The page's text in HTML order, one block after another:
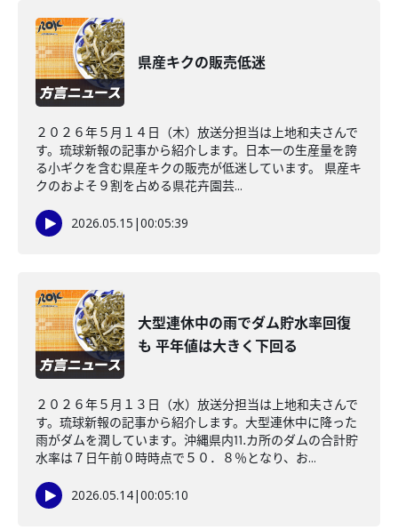
県産キクの販売低迷
２０２６年５月１４日（木）放送分担当は上地和夫さんで
す。琉球新報の記事から紹介します。日本一の生産量を誇
る小ギクを含む県産キクの販売が低迷しています。 県産キ
クのおよそ９割を占める県花卉園芸...
2026.05.15 |00:05:39
大型連休中の雨でダム貯水率回復
も 平年値は大きく下回る
２０２６年５月１３日（水）放送分担当は上地和夫さんで
す。琉球新報の記事から紹介します。大型連休中に降った
雨がダムを潤しています。沖縄県内⒒カ所のダムの合計貯
水率は７日午前０時時点で５０．８％となり、お...
2026.05.14|00:05:10